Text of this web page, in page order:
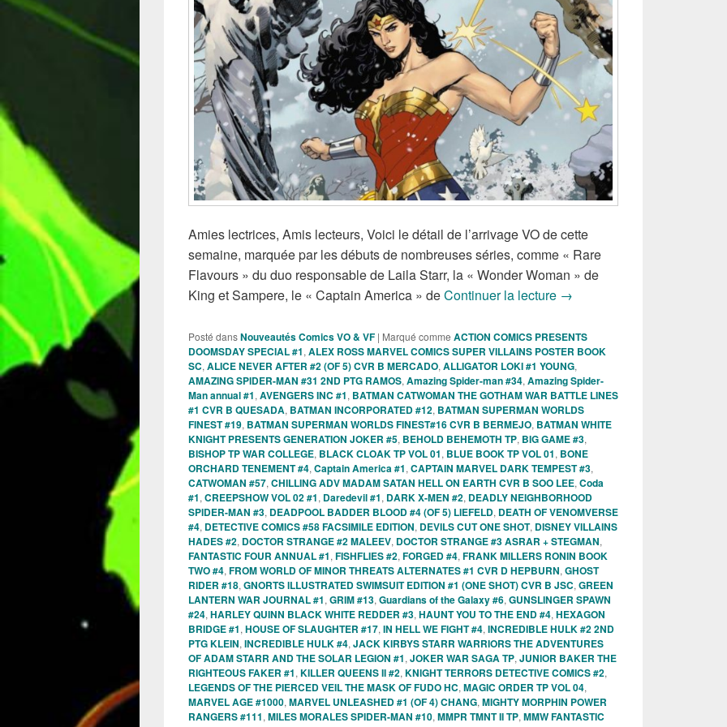
Amies lectrices, Amis lecteurs, Voici le détail de l’arrivage VO de cette
semaine, marquée par les débuts de nombreuses séries, comme « Rare
Flavours » du duo responsable de Laila Starr, la « Wonder Woman » de
King et Sampere, le « Captain America » deContinuer la lecture Sorties des Comics VO de
→
Posté dansNouveautés Comics VO & VF | Marqué comme ACTION COMICS PRESENTS
DOOMSDAY SPECIAL #1, ALEX ROSS MARVEL COMICS SUPER VILLAINS POSTER BOOK
SC, ALICE NEVER AFTER #2 (OF 5) CVR B MERCADO, ALLIGATOR LOKI #1 YOUNG,
AMAZING SPIDER-MAN #31 2ND PTG RAMOS, Amazing Spider-man #34, Amazing Spider-
Man annual #1, AVENGERS INC #1, BATMAN CATWOMAN THE GOTHAM WAR BATTLE LINES
#1 CVR B QUESADA, BATMAN INCORPORATED #12, BATMAN SUPERMAN WORLDS
FINEST #19, BATMAN SUPERMAN WORLDS FINEST#16 CVR B BERMEJO, BATMAN WHITE
KNIGHT PRESENTS GENERATION JOKER #5, BEHOLD BEHEMOTH TP, BIG GAME #3,
BISHOP TP WAR COLLEGE, BLACK CLOAK TP VOL 01, BLUE BOOK TP VOL 01, BONE
ORCHARD TENEMENT #4, Captain America #1, CAPTAIN MARVEL DARK TEMPEST #3,
CATWOMAN #57, CHILLING ADV MADAM SATAN HELL ON EARTH CVR B SOO LEE, Coda
#1, CREEPSHOW VOL 02 #1, Daredevil #1, DARK X-MEN #2, DEADLY NEIGHBORHOOD
SPIDER-MAN #3, DEADPOOL BADDER BLOOD #4 (OF 5) LIEFELD, DEATH OF VENOMVERSE
#4, DETECTIVE COMICS #58 FACSIMILE EDITION, DEVILS CUT ONE SHOT, DISNEY VILLAINS
HADES #2, DOCTOR STRANGE #2 MALEEV, DOCTOR STRANGE #3 ASRAR + STEGMAN,
FANTASTIC FOUR ANNUAL #1, FISHFLIES #2, FORGED #4, FRANK MILLERS RONIN BOOK
TWO #4, FROM WORLD OF MINOR THREATS ALTERNATES #1 CVR D HEPBURN, GHOST
RIDER #18, GNORTS ILLUSTRATED SWIMSUIT EDITION #1 (ONE SHOT) CVR B JSC, GREEN
LANTERN WAR JOURNAL #1, GRIM #13, Guardians of the Galaxy #6, GUNSLINGER SPAWN
#24, HARLEY QUINN BLACK WHITE REDDER #3, HAUNT YOU TO THE END #4, HEXAGON
BRIDGE #1, HOUSE OF SLAUGHTER #17, IN HELL WE FIGHT #4, INCREDIBLE HULK #2 2ND
PTG KLEIN, INCREDIBLE HULK #4, JACK KIRBYS STARR WARRIORS THE ADVENTURES
OF ADAM STARR AND THE SOLAR LEGION #1, JOKER WAR SAGA TP, JUNIOR BAKER THE
RIGHTEOUS FAKER #1, KILLER QUEENS II #2, KNIGHT TERRORS DETECTIVE COMICS #2,
LEGENDS OF THE PIERCED VEIL THE MASK OF FUDO HC, MAGIC ORDER TP VOL 04,
MARVEL AGE #1000, MARVEL UNLEASHED #1 (OF 4) CHANG, MIGHTY MORPHIN POWER
RANGERS #111, MILES MORALES SPIDER-MAN #10, MMPR TMNT II TP, MMW FANTASTIC